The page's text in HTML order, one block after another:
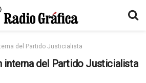
del Partido Justicialista
interna del Partido Justicialista